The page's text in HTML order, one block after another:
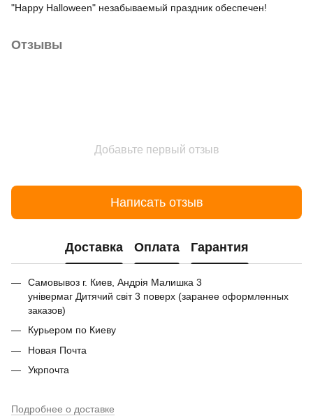
"Happy Halloween" незабываемый праздник обеспечен!
Отзывы
Добавьте первый отзыв
Написать отзыв
Доставка Оплата Гарантия
Самовывоз г. Киев, Андрія Малишка 3
універмаг Дитячий світ 3 поверх (заранее оформленных
заказов)
Курьером по Киеву
Новая Почта
Укрпочта
Подробнее о доставке